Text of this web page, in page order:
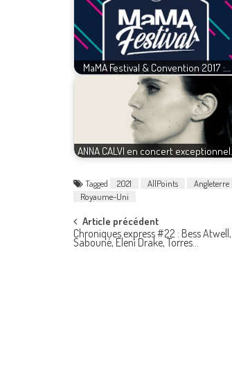
MaMA Festival & Convention 2017 :…
ANNA CALVI en concert
Tagged 2021 AllPoints Angleterre
Royaume-Uni
Post
navigation
Article précédent
Chroniques express #22 : Bess
Sabouné, Eleni Drake, Torres…